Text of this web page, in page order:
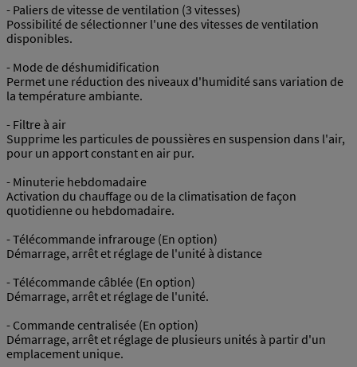
- Paliers de vitesse de ventilation (3 vitesses)
Possibilité de sélectionner l'une des vitesses de ventilation
disponibles.
- Mode de déshumidification
Permet une réduction des niveaux d'humidité sans variation de
la température ambiante.
- Filtre à air
Supprime les particules de poussières en suspension dans l'air,
pour un apport constant en air pur.
- Minuterie hebdomadaire
Activation du chauffage ou de la climatisation de façon
quotidienne ou hebdomadaire.
- Télécommande infrarouge (En option)
Démarrage, arrêt et réglage de l'unité à distance
- Télécommande câblée (En option)
Démarrage, arrêt et réglage de l'unité.
- Commande centralisée (En option)
Démarrage, arrêt et réglage de plusieurs unités à partir d'un
emplacement unique.